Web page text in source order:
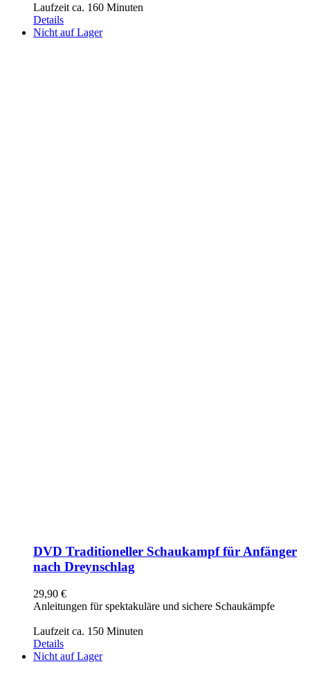
Laufzeit ca. 160 Minuten
Details
Nicht auf Lager
DVD Traditioneller Schaukampf für Anfänger
nach Dreynschlag
29,90 €
Anleitungen für spektakuläre und sichere Schaukämpfe
Laufzeit ca. 150 Minuten
Details
Nicht auf Lager